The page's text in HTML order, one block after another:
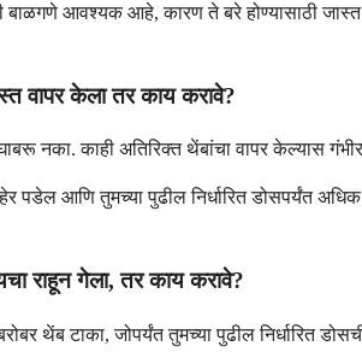
बाळगणे आवश्यक आहे, कारण ते बरे होण्यासाठी
वापर केला तर काय करावे?
नका. काही अतिरिक्त थेंबांचा वापर केल्यास
आणि तुमच्या पुढील निर्धारित डोसपर्यंत
राहून गेला, तर काय करावे?
थेंब टाका, जोपर्यंत तुमच्या पुढील